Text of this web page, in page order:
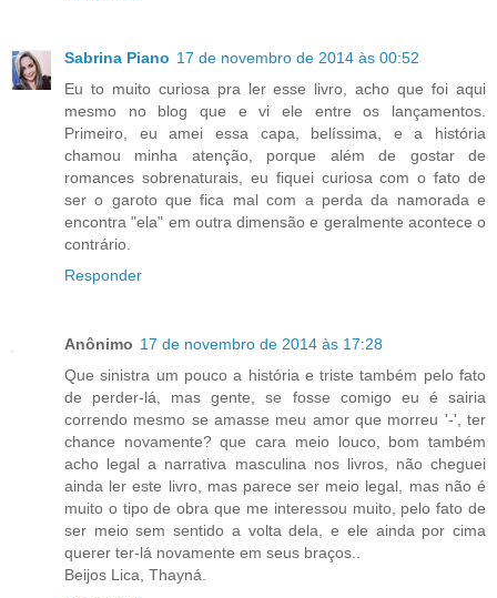
Sabrina Piano 17 de novembro de 2014 às 00:52
Eu to muito curiosa pra ler esse livro, acho que foi aqui
mesmo no blog que e vi ele entre os lançamentos.
Primeiro, eu amei essa capa, belíssima, e a história
chamou minha atenção, porque além de gostar de
romances sobrenaturais, eu fiquei curiosa com o fato de
ser o garoto que fica mal com a perda da namorada e
encontra "ela" em outra dimensão e geralmente acontece o
contrário.
Responder
Anônimo 17 de novembro de 2014 às 17:28
Que sinistra um pouco a história e triste também pelo fato
de perder-lá, mas gente, se fosse comigo eu é sairia
correndo mesmo se amasse meu amor que morreu '-', ter
chance novamente? que cara meio louco, bom também
acho legal a narrativa masculina nos livros, não cheguei
ainda ler este livro, mas parece ser meio legal, mas não é
muito o tipo de obra que me interessou muito, pelo fato de
ser meio sem sentido a volta dela, e ele ainda por cima
querer ter-lá novamente em seus braços..
Beijos Lica, Thayná.